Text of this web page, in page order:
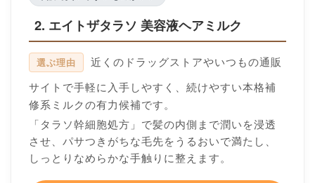
2. エイトザタラソ 美容液ヘアミルク
選ぶ理由
近くのドラッグストアやいつもの通販
サイトで手軽に入手しやすく、続けやすい本格補
修系ミルクの有力候補です。
「タラソ幹細胞処方」で髪の内側まで潤いを浸透
させ、パサつきがちな毛先をうるおいで満たし、
しっとりなめらかな手触りに整えます。